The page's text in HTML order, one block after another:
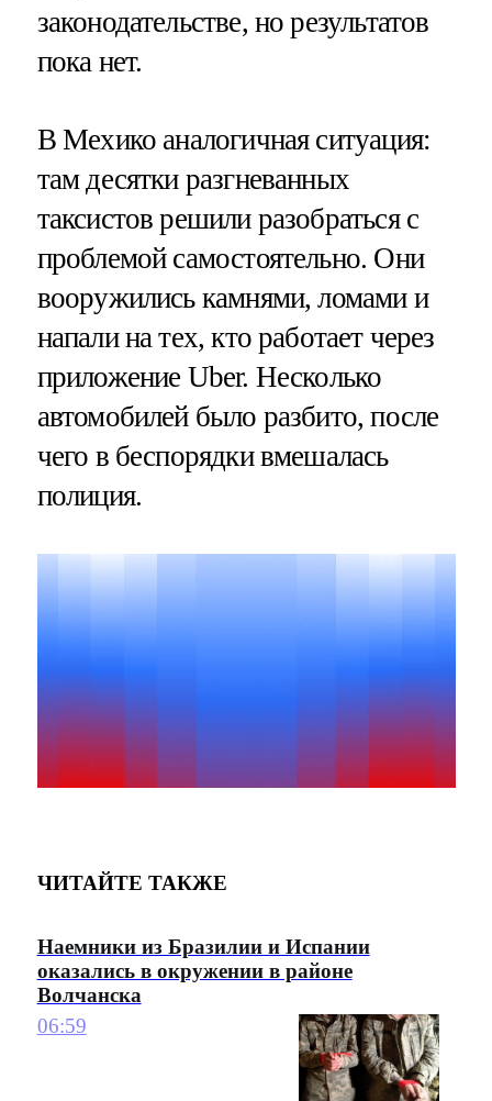
законодательстве, но результатов
пока нет.
В Мехико аналогичная ситуация:
там десятки разгневанных
таксистов решили разобраться с
проблемой самостоятельно. Они
вооружились камнями, ломами и
напали на тех, кто работает через
приложение Uber. Несколько
автомобилей было разбито, после
чего в беспорядки вмешалась
полиция.
ЧИТАЙТЕ ТАКЖЕ
Наемники из Бразилии и Испании
оказались в окружении в районе
Волчанска
06:59